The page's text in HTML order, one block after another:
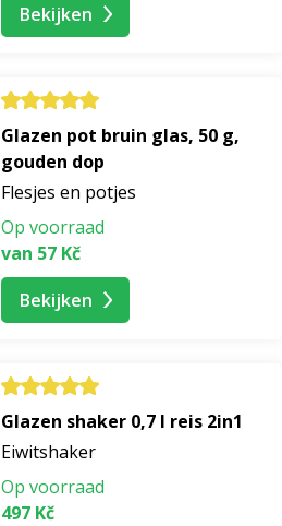
Bekijken
Glazen pot bruin glas, 50 g,
gouden dop
Flesjes en potjes
Op voorraad
van 57 Kč
Bekijken
Glazen shaker 0,7 l reis 2in1
Eiwitshaker
Op voorraad
497 Kč